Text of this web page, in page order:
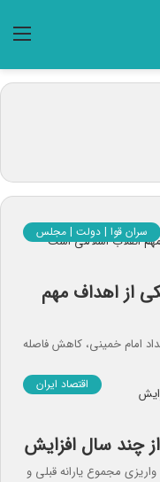
سران قوا | دولت | مجلس
از اهداف مهم
امام خمینی، کاهش فاصله
اقتصاد ایران
چند سال افزایش
مجموع یارانه قبلی و